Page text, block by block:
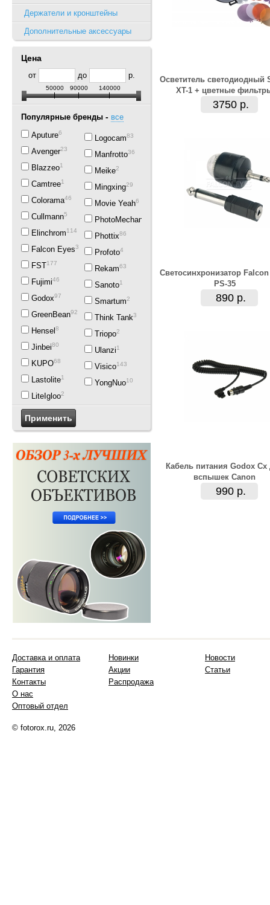
Держатели и кронштейны
Дополнительные аксессуары
Цена
от до р.
50000 90000 140000
Популярные бренды - все
Aputure6
Avenger23
Blazzeo1
Camtree1
Colorama46
Cullmann5
Elinchrom114
Falcon Eyes383
FST177
Fujimi46
Godox97
GreenBean92
Hensel8
Jinbei80
KUPO68
Lastolite1
LiteIgloo2
Logocam83
Manfrotto36
Meike2
Mingxing29
Movie Yeah6
PhotoMechanics
Phottix86
Profoto4
Rekam63
Sanoto1
Smartum2
Think Tank3
Triopo2
Ulanzi1
Visico143
YongNuo10
Осветитель светодиодный
XT-1 + цветные
3750 р.
Светосинхронизатор
PS-35
890 р.
Кабель питания Godox Cx
вспышек Canon
990 р.
Доставка и оплата
Гарантия
Контакты
О нас
Оптовый отдел
Новинки
Акции
Распродажа
Новости
Статьи
© fotorox.ru, 2026